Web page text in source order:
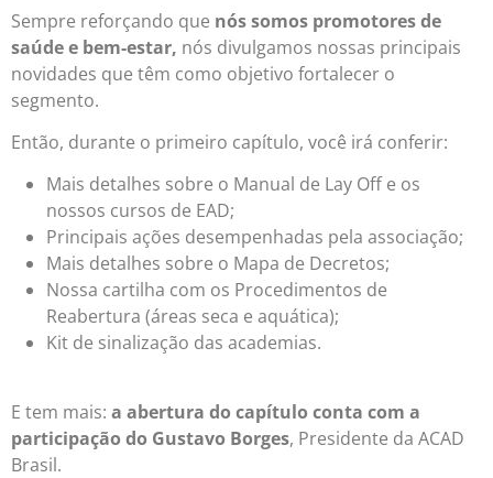
Sempre reforçando que nós somos promotores de
saúde e bem-estar, nós divulgamos nossas principais
novidades que têm como objetivo fortalecer o
segmento.
Então, durante o primeiro capítulo, você irá conferir:
Mais detalhes sobre o Manual de Lay Off e os
nossos cursos de EAD;
Principais ações desempenhadas pela associação;
Mais detalhes sobre o Mapa de Decretos;
Nossa cartilha com os Procedimentos de
Reabertura (áreas seca e aquática);
Kit de sinalização das academias.
E tem mais: a abertura do capítulo conta com a
participação do Gustavo Borges, Presidente da ACAD
Brasil.